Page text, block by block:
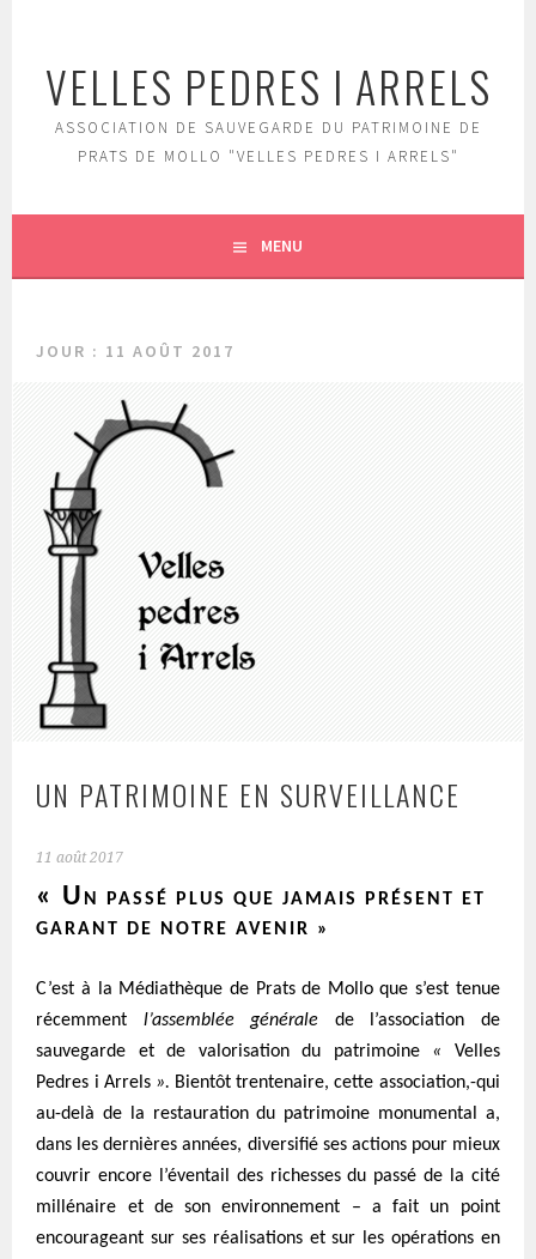
contenu
principal
VELLES PEDRES I ARRELS
ASSOCIATION DE SAUVEGARDE DU PATRIMOINE DE
PRATS DE MOLLO "VELLES PEDRES I ARRELS"
MENU
JOUR : 11 AOÛT 2017
UN PATRIMOINE EN SURVEILLANCE
11 août 2017
« U N PASSÉ PLUS QUE JAMAIS PRÉSENT ET
GARANT DE NOTRE AVENIR »
C’est à la Médiathèque de Prats de Mollo que s’est tenue
récemment l’assemblée générale de l’association de
sauvegarde et de valorisation du patrimoine « Velles
Pedres i Arrels». Bientôt trentenaire, cette association,-qui
au-delà de la restauration du patrimoine monumental a,
dans les dernières années, diversifié ses actions pour mieux
couvrir encore l’éventail des richesses du passé de la cité
millénaire et de son environnement – a fait un point
encourageant sur ses réalisations et sur les opérations en